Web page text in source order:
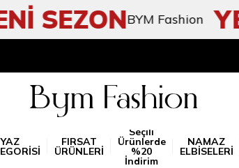
SEZONBYM Fashion
YAZ FIRSAT
ÜRÜNLERİ
Seçili
Ürünlerde
%20
İndirim
NAMAZ
ELBİSELERİ